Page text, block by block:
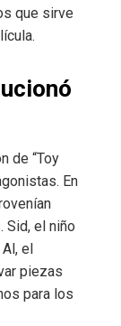
que sirve
de “Toy
En
Sid, el niño
el
piezas
para los